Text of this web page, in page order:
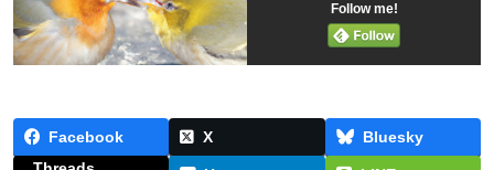
Follow me!
Facebook X
Bluesky